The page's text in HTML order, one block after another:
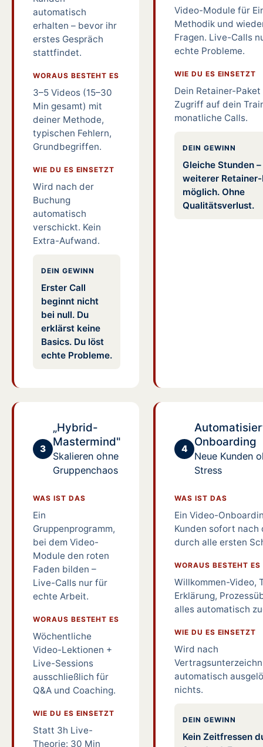
automatisch
erhalten – bevor ihr
erstes Gespräch
stattfindet.
WORAUS BESTEHT ES
3–5 Videos (15–30
Min gesamt) mit
deiner Methode,
typischen Fehlern,
Grundbegriffen.
WIE DU ES EINSETZT
Wird nach der
Buchung
automatisch
verschickt. Kein
Extra-Aufwand.
DEIN GEWINN
Erster Call
beginnt nicht
bei null. Du
erklärst keine
Basics. Du löst
echte Probleme.
Video-Module für
Methodik und
Fragen. Live-Calls
echte Probleme.
WIE DU ES EINSETZT
Dein Retainer-
Zugriff auf dein
monatliche Calls.
DEIN GEWINN
Gleiche Stunden
weiterer Retainer-
möglich. Ohne
Qualitätsverlust.
3
„Hybrid-
Mastermind"
Skalieren ohne
Gruppenchaos
WAS IST DAS
Ein
Gruppenprogramm,
bei dem Video-
Module den roten
Faden bilden –
Live-Calls nur für
echte Arbeit.
WORAUS BESTEHT ES
Wöchentliche
Video-Lektionen +
Live-Sessions
ausschließlich für
Q&A und Coaching.
WIE DU ES EINSETZT
Statt 3h Live-
Theorie: 30 Min
4
Onboarding
Neue Kunden
Stress
WAS IST DAS
Ein Video-
Kunden sofort nach
durch alle ersten
WORAUS BESTEHT ES
Willkommen-Video,
Erklärung,
alles automatisch
WIE DU ES EINSETZT
Wird nach
automatisch
nichts.
DEIN GEWINN
Kein Zeitfressen